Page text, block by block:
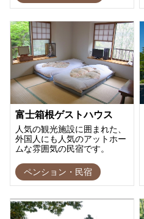
富士箱根ゲストハウス
人気の観光施設に囲まれた、
外国人にも人気のアットホー
ムな雰囲気の民宿です。
ペンション・民宿